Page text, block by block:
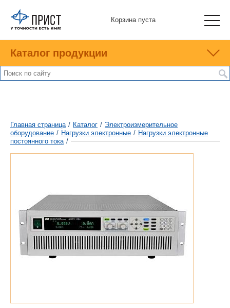
Корзина пуста
Каталог продукции
Главная страница / Каталог / Электроизмерительное
оборудование / Нагрузки электронные / Нагрузки электронные
постоянного тока /